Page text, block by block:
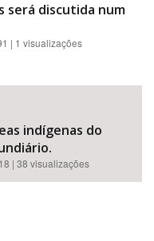
será discutida num
| 1 visualizações
indígenas do
| 38 visualizações